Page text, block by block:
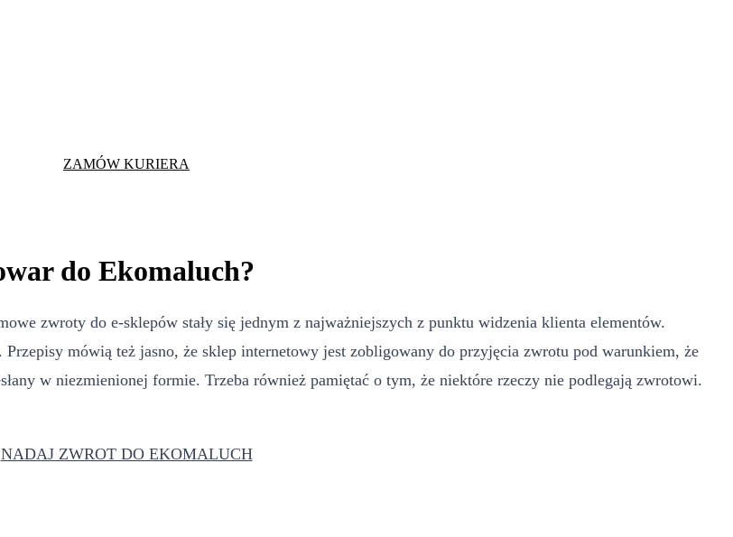
ZAMÓW KURIERA
do Ekomaluch?
zwroty do e-sklepów stały się jednym z najważniejszych z punktu widzenia klienta elementów.
mówią też jasno, że sklep internetowy jest zobligowany do przyjęcia zwrotu pod warunkiem, że
w niezmienionej formie. Trzeba również pamiętać o tym, że niektóre rzeczy nie podlegają zwrotowi.
NADAJ ZWROT DO EKOMALUCH